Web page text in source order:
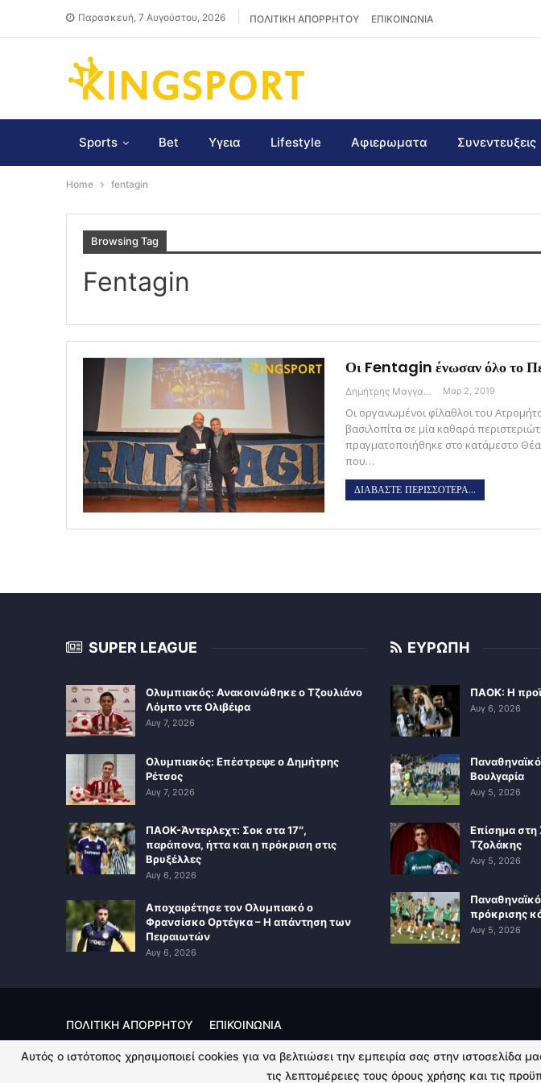
Παρασκευή, 7 Αυγούστου, 2026 ΠΟΛΙΤΙΚΗ ΑΠΟΡΡΗΤΟΥ ΕΠΙΚΟΙΝΩΝΙΑ
Sports Bet Υγεια Lifestyle Αφιερωματα Συνεντευξεις
Home fentagin
Browsing Tag
Fentagin
Οι Fentagin ένωσαν όλο το
Δημήτρης Μαγγανάρης Μαρ 2, 2019
Οι οργανωμένοι φίλαθλοι του
βασιλοπίτα σε μία καθαρά
πραγματοποιήθηκε στο κατάμεστο
που…
ΔΙΑΒΑΣΤΕ ΠΕΡΙΣΣΟΤΕΡΑ...
SUPER LEAGUE
Ολυμπιακός: Ανακοινώθηκε ο Τζουλιάνο
Λόμπο ντε Ολιβέιρα
Αυγ 7, 2026
Ολυμπιακός: Επέστρεψε ο Δημήτρης
Ρέτσος
Αυγ 7, 2026
ΠΑΟΚ-Άντερλεχτ: Σοκ στα 17″,
παράπονα, ήττα και η πρόκριση στις
Βρυξέλλες
Αυγ 6, 2026
Αποχαιρέτησε τον Ολυμπιακό ο
Φρανσίσκο Ορτέγκα – Η απάντηση των
Πειραιωτών
Αυγ 6, 2026
ΕΥΡΩΠΗ
ΠΑΟΚ: Η
Αυγ 6, 2026
Βουλγαρία
Αυγ 5, 2026
Επίσημα
Τζολάκης
Αυγ 5, 2026
πρόκρισης
Αυγ 5, 2026
ΠΟΛΙΤΙΚΗ ΑΠΟΡΡΗΤΟΥ ΕΠΙΚΟΙΝΩΝΙΑ
© 2026 - Kingsport.gr. All Rights Reserved.
Αυτός ο ιστότοπος χρησιμοποιεί cookies για να βελτιώσει την εμπειρία σας στην
τις λεπτομέρειες τους όρους χρήσης και τις